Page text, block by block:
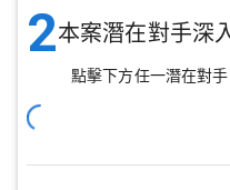
2本案潛在對手深
點擊下方任一潛在對